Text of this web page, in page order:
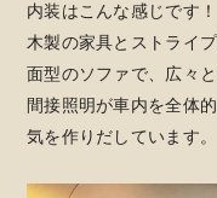
内装はこんな感じです！
木製の家具とストライ
面型のソファで、広々
間接照明が車内を全体
気を作りだしています。